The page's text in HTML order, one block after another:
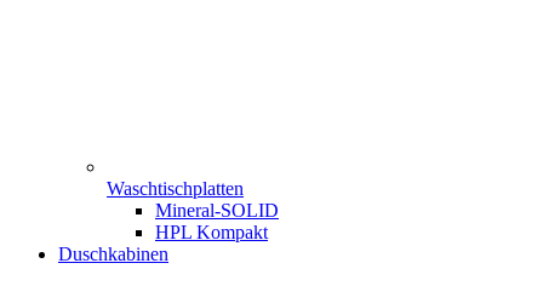
Waschtischplatten
Mineral-SOLID
HPL Kompakt
Duschkabinen